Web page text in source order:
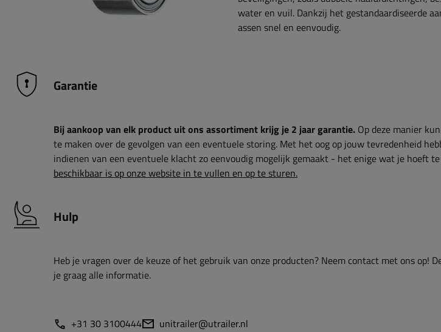
water en vuil. Dankzij het gestandaardiseerde
assen snel en eenvoudig.
Garantie
Bij aankoop van elk product uit ons assortiment krijg je 2 jaar garantie. Op deze manier
te maken over de gevolgen van een eventuele storing. Met het oog op jouw tevredenheid
indienen van een eventuele klacht zo eenvoudig mogelijk gemaakt - het enige wat je hoeft
beschikbaar is op onze website in te vullen en op te sturen.
Hulp
Heb je vragen over de keuze of het gebruik van onze producten? Neem contact met ons op!
je graag alle informatie.
+31 30 3100444 unitrailer@utrailer.nl